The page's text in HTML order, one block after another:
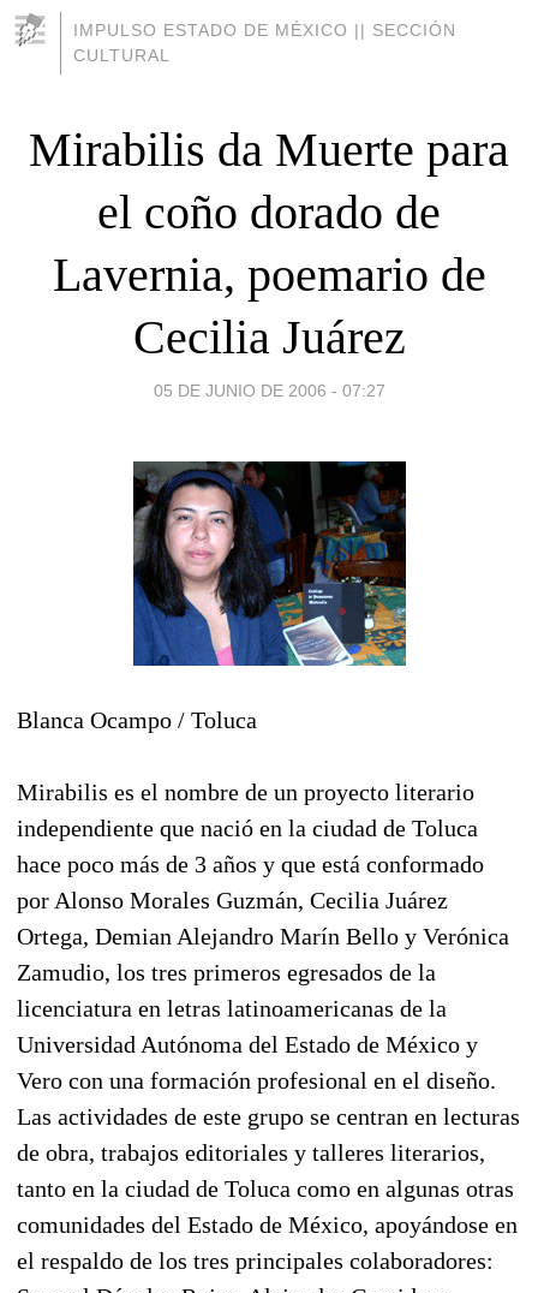
IMPULSO ESTADO DE MÉXICO || SECCIÓN
CULTURAL
Mirabilis da Muerte para
el coño dorado de
Lavernia, poemario de
Cecilia Juárez
05 DE JUNIO DE 2006 - 07:27
Blanca Ocampo / Toluca
Mirabilis es el nombre de un proyecto literario
independiente que nació en la ciudad de Toluca
hace poco más de 3 años y que está conformado
por Alonso Morales Guzmán, Cecilia Juárez
Ortega, Demian Alejandro Marín Bello y Verónica
Zamudio, los tres primeros egresados de la
licenciatura en letras latinoamericanas de la
Universidad Autónoma del Estado de México y
Vero con una formación profesional en el diseño.
Las actividades de este grupo se centran en lecturas
de obra, trabajos editoriales y talleres literarios,
tanto en la ciudad de Toluca como en algunas otras
comunidades del Estado de México, apoyándose en
el respaldo de los tres principales colaboradores: